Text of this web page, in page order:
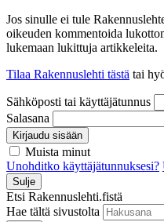
Jos sinulle ei tule
oikeuden kommentoida
lukemaan lukittuja artikkeleita.
Tilaa Rakennuslehti tästä tai
Sähköposti tai käyttäjätunnus
Salasana
Kirjaudu sisään
Muista minut
Unohditko käyttäjätunnuksesi?
Sulje
Etsi Rakennuslehti.fistä
Hae tältä sivustolta